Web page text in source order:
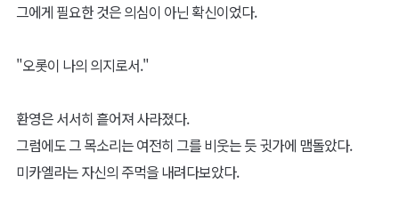
그에게 필요한 것은 의심이 아닌 확신이었다.
"오롯이 나의 의지로서."
환영은 서서히 흩어져 사라졌다.
그럼에도 그 목소리는 여전히 그를 비웃는 듯 귓가에 맴돌았다.
미카엘라는 자신의 주먹을 내려다보았다.